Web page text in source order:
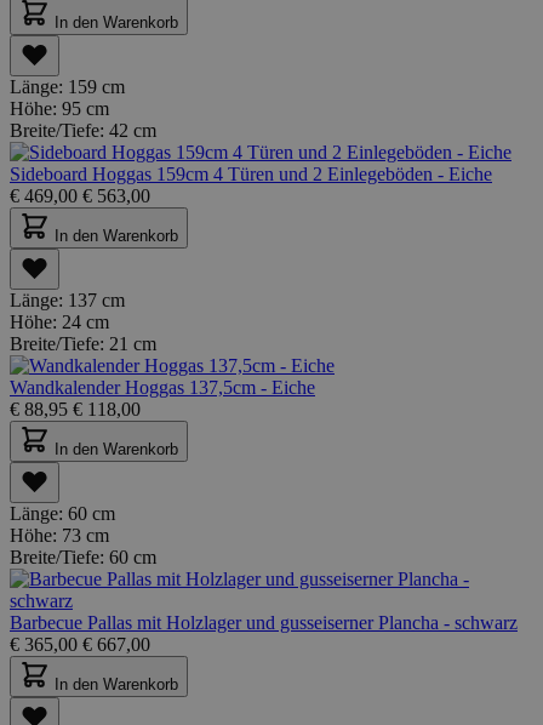
In den Warenkorb
Länge: 159 cm
Höhe: 95 cm
Breite/Tiefe: 42 cm
Sideboard Hoggas 159cm 4 Türen und 2 Einlegeböden - Eiche
€ 469,00 € 563,00
In den Warenkorb
Länge: 137 cm
Höhe: 24 cm
Breite/Tiefe: 21 cm
Wandkalender Hoggas 137,5cm - Eiche
€ 88,95 € 118,00
In den Warenkorb
Länge: 60 cm
Höhe: 73 cm
Breite/Tiefe: 60 cm
Barbecue Pallas mit Holzlager und gusseiserner Plancha - schwarz
€ 365,00 € 667,00
In den Warenkorb